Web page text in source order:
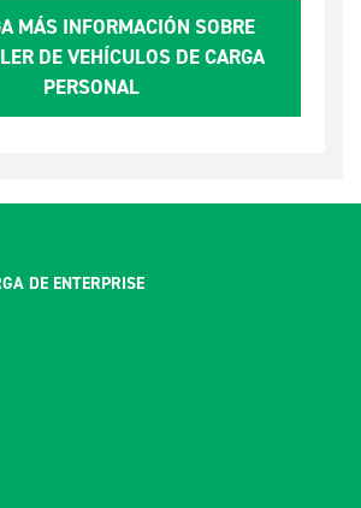
MÁS INFORMACIÓN SOBRE
DE VEHÍCULOS DE CARGA
PERSONAL
DE ENTERPRISE